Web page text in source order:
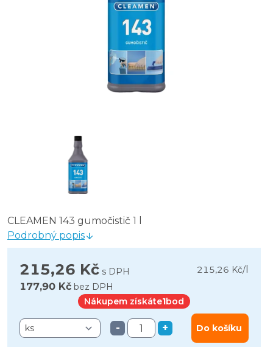
CLEAMEN 143 gumočistič 1 l
Podrobný popis
215,26 Kč s DPH 215,26 Kč/
177,90 Kč bez DPH
Nákupem získáte1bod
- + Do košíku